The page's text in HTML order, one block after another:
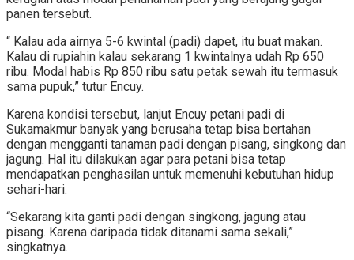
panen tersebut.
“ Kalau ada airnya 5-6 kwintal (padi) dapet, itu buat makan.
Kalau di rupiahin kalau sekarang 1 kwintalnya udah Rp 650
ribu. Modal habis Rp 850 ribu satu petak sewah itu termasuk
sama pupuk,” tutur Encuy.
Karena kondisi tersebut, lanjut Encuy petani padi di
Sukamakmur banyak yang berusaha tetap bisa bertahan
dengan mengganti tanaman padi dengan pisang, singkong dan
jagung. Hal itu dilakukan agar para petani bisa tetap
mendapatkan penghasilan untuk memenuhi kebutuhan hidup
sehari-hari.
“Sekarang kita ganti padi dengan singkong, jagung atau
pisang. Karena daripada tidak ditanami sama sekali,”
singkatnya.